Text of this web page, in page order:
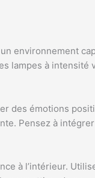
environnement
lampes à intensité
des émotions
Pensez à
à l’intérieur.